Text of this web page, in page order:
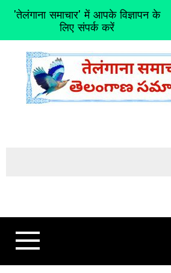
t
'तेलंगाना समाचार' में आपके विज्ञापन के
लिए संपर्क करें